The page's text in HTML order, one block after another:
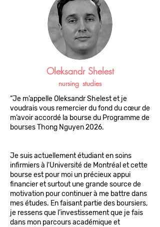
Oleksandr Shelest
nursing studies
“Je m’appelle Oleksandr Shelest et je‍‌‍‍‌‍‌‍‍‌
voudrais vous remercier du fond du cœur de
m’avoir accordé la bourse du Programme de
bourses Thong Nguyen 2026.
Je suis actuellement étudiant en soins
infirmiers à l'Université de Montréal et cette
bourse est pour moi un précieux appui
financier et surtout une grande source de
motivation pour continuer à me battre dans
mes études. En faisant partie des boursiers,
je ressens que l’investissement que je fais
dans mon parcours académique et